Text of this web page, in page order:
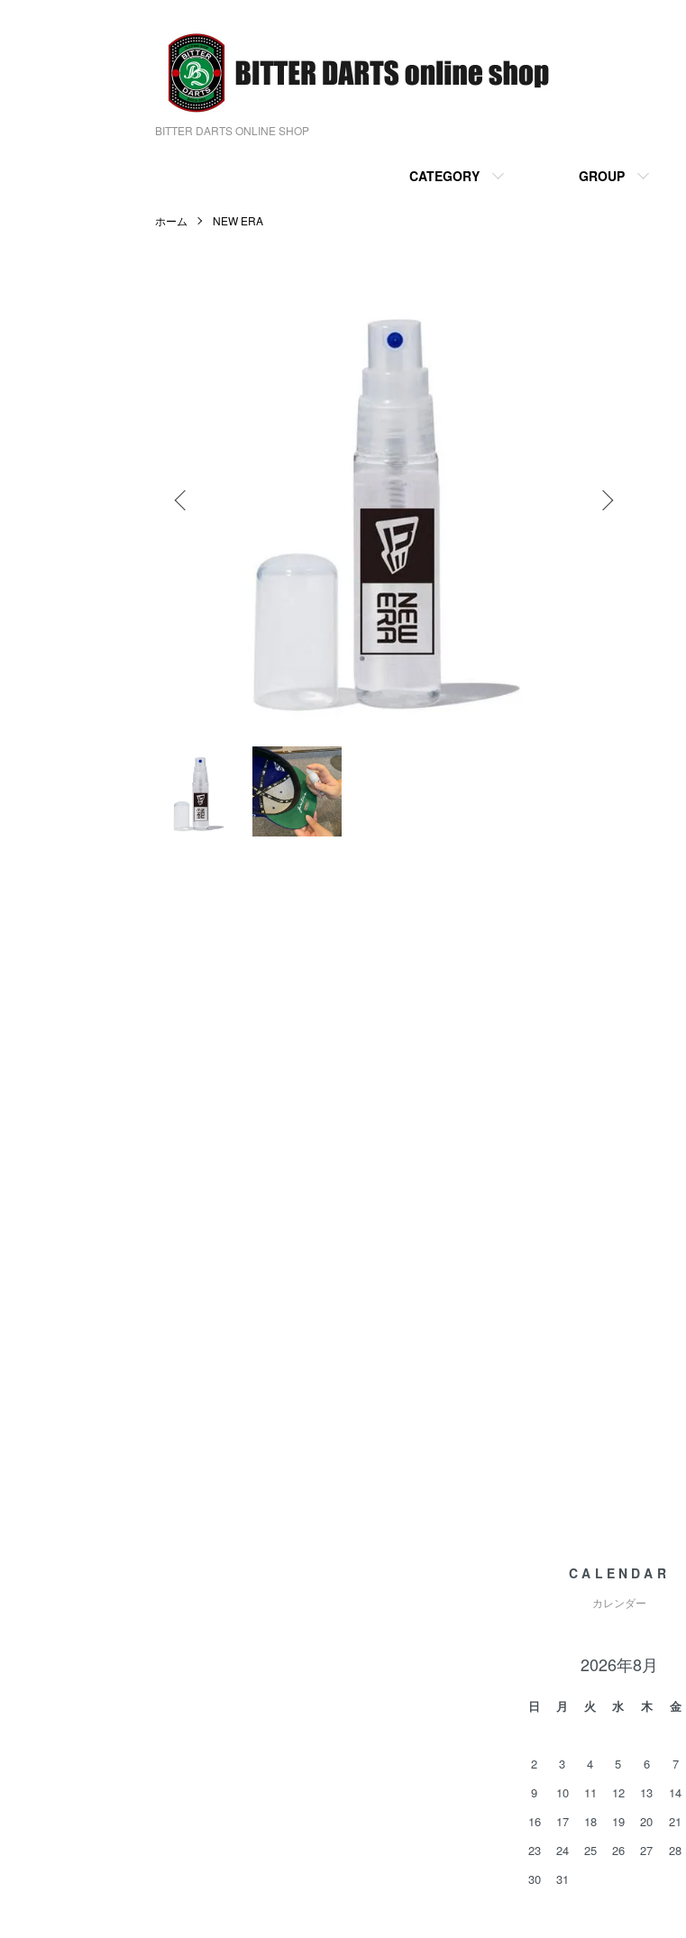
BITTER DARTS ONLINE SHOP
CATEGORY GROUP
ホーム NEW ERA
CALENDAR
カレンダー
2026年8月
日 月 火 水 木 金
2
3 4 5 6 7
9
10 11 12 13 14
16
17 18 19 20 21
23
24 25 26 27 28
30
31